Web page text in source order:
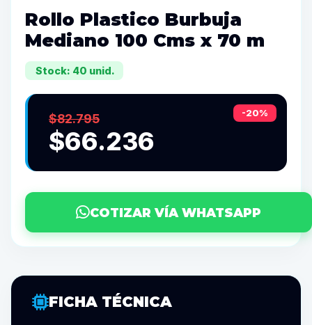
Rollo Plastico Burbuja
Mediano 100 Cms x 70 m
Stock: 40 unid.
-20%
$82.795
$66.236
COTIZAR VÍA WHATSAPP
FICHA TÉCNICA